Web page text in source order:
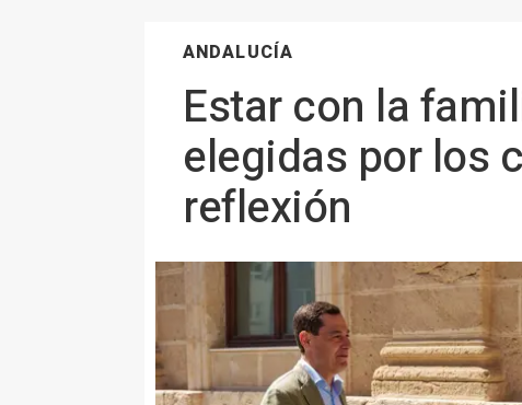
ANDALUCÍA
Estar con la
elegidas por los
reflexión